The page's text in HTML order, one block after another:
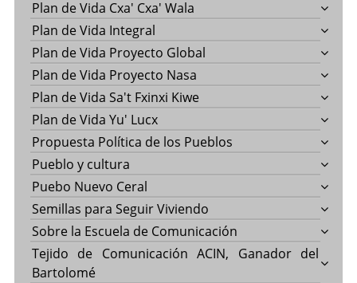
Plan de Vida Cxa' Cxa' Wala
Plan de Vida Integral
Plan de Vida Proyecto Global
Plan de Vida Proyecto Nasa
Plan de Vida Sa't Fxinxi Kiwe
Plan de Vida Yu' Lucx
Propuesta Política de los Pueblos
Pueblo y cultura
Puebo Nuevo Ceral
Semillas para Seguir Viviendo
Sobre la Escuela de Comunicación
Tejido de Comunicación ACIN, Ganador del
Bartolomé